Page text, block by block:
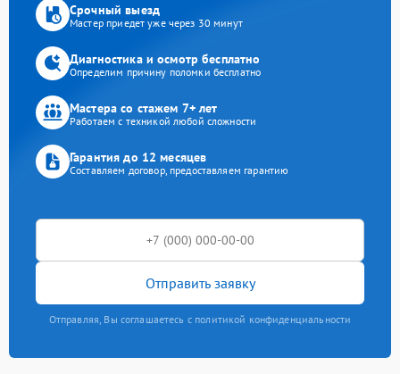
Срочный выезд
Мастер приедет уже через 30 минут
Диагностика и осмотр бесплатно
Определим причину поломки бесплатно
Мастера со стажем 7+ лет
Работаем с техникой любой сложности
Гарантия до 12 месяцев
Составляем договор, предоставляем гарантию
Отправить заявку
Отправляя, Вы соглашаетесь с политикой конфиденциальности